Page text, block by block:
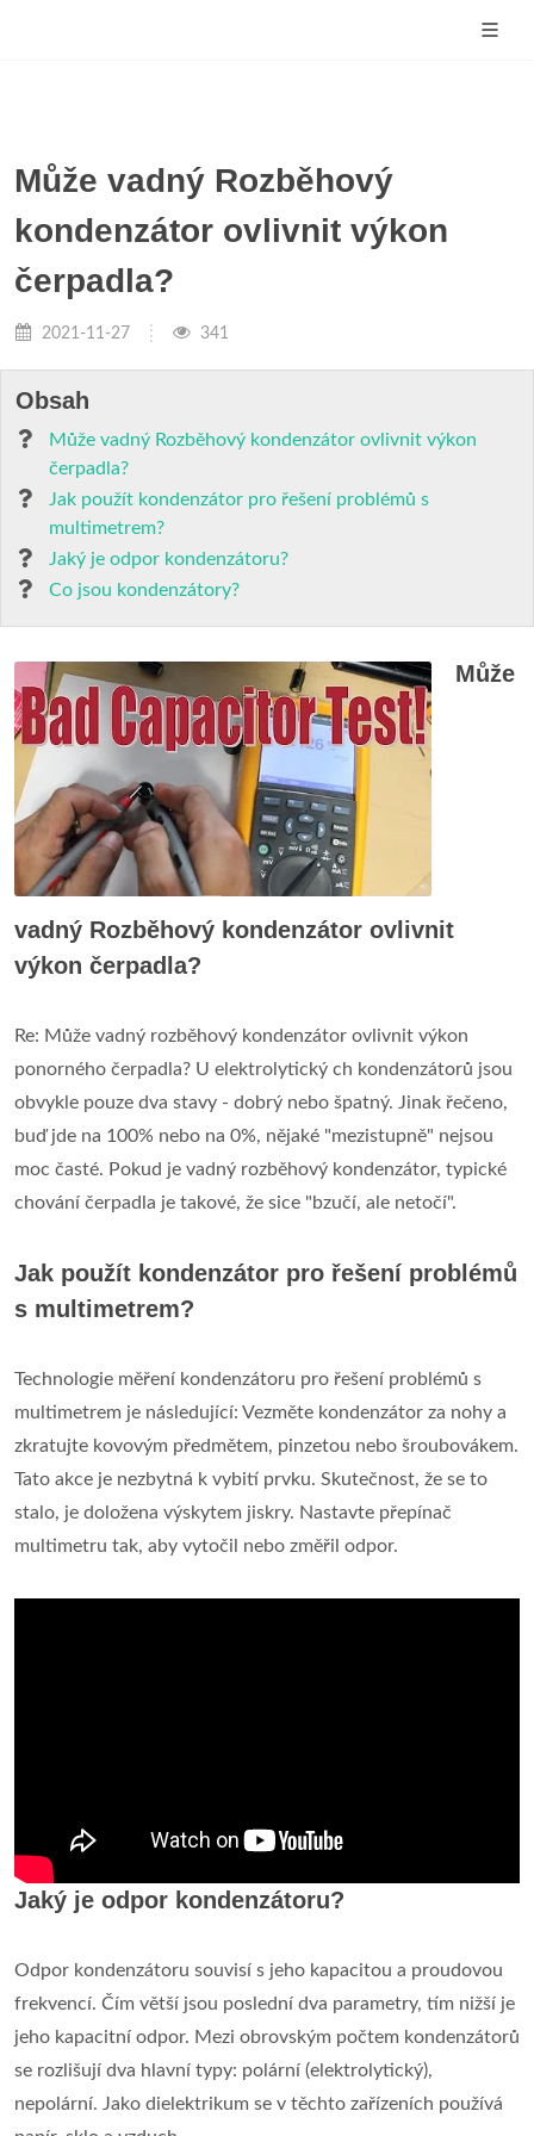
Může vadný Rozběhový
kondenzátor ovlivnit výkon
čerpadla?
2021-11-27 341
Obsah
Může vadný Rozběhový kondenzátor ovlivnit výkon
čerpadla?
Jak použít kondenzátor pro řešení problémů s
multimetrem?
Jaký je odpor kondenzátoru?
Co jsou kondenzátory?
Může
vadný Rozběhový kondenzátor ovlivnit
výkon čerpadla?
Re: Může vadný rozběhový kondenzátor ovlivnit výkon
ponorného čerpadla? U elektrolytický ch kondenzátorů jsou
obvykle pouze dva stavy - dobrý nebo špatný. Jinak řečeno,
buď jde na 100% nebo na 0%, nějaké "mezistupně" nejsou
moc časté. Pokud je vadný rozběhový kondenzátor, typické
chování čerpadla je takové, že sice "bzučí, ale netočí".
Jak použít kondenzátor pro řešení problémů
s multimetrem?
Technologie měření kondenzátoru pro řešení problémů s
multimetrem je následující: Vezměte kondenzátor za nohy a
zkratujte kovovým předmětem, pinzetou nebo šroubovákem.
Tato akce je nezbytná k vybití prvku. Skutečnost, že se to
stalo, je doložena výskytem jiskry. Nastavte přepínač
multimetru tak, aby vytočil nebo změřil odpor.
Jaký je odpor kondenzátoru?
Odpor kondenzátoru souvisí s jeho kapacitou a proudovou
frekvencí. Čím větší jsou poslední dva parametry, tím nižší je
jeho kapacitní odpor. Mezi obrovským počtem kondenzátorů
se rozlišují dva hlavní typy: polární (elektrolytický),
nepolární. Jako dielektrikum se v těchto zařízeních používá